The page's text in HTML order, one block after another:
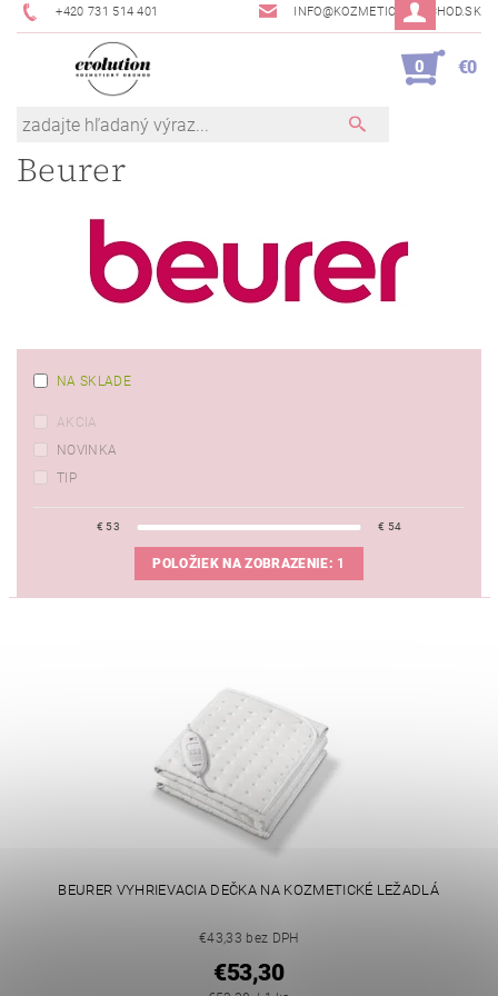
+420 731 514 401 INFO@KOZMETICKYOBCHOD.SK
0 €0
Beurer
NA SKLADE
AKCIA
NOVINKA
TIP
€ 53 € 54
POLOŽIEK NA ZOBRAZENIE: 1
BEURER VYHRIEVACIA DEČKA NA KOZMETICKÉ LEŽADLÁ
€43,33 bez DPH
€53,30